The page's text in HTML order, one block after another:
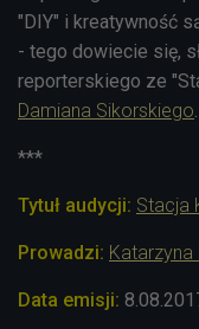
"DIY" i kreatywność
- tego dowiecie się,
reporterskiego ze
Damiana Sikorskiego.
***
Tytuł audycji: Stacja
Prowadzi: Katarzyna
Data emisji: